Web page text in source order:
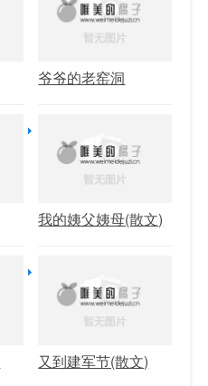
爷爷的老窑洞
我的姨父姨母(散文)
又到建军节(散文)